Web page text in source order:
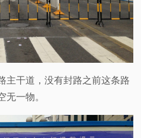
主干道，没有封路之前这条路
无一物。